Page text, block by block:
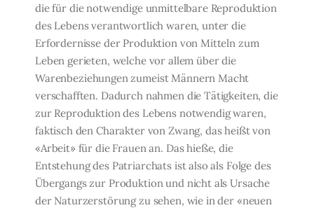
die für die notwendige unmittelbare Reproduktion
des Lebens verantwortlich waren, un­ter die
Erfordernisse der Produktion von Mitteln zum
Leben gerieten, welche vor allem über die
Warenbeziehungen zumeist Männern Macht
verschafften. Dadurch nahmen die Tätigkeiten, die
zur Reproduktion des Lebens notwendig waren,
faktisch den Charakter von Zwang, das heißt von
«Arbeit» für die Frauen an. Das hieße, die
Entstehung des Pa­triarchats ist also als Folge des
Übergangs zur Produktion und nicht als Ursache
der Na­turzerstörung zu sehen, wie in der «neuen